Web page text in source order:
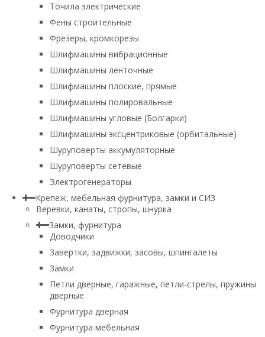
Точила электрические
Фены строительные
Фрезеры, кромкорезы
Шлифмашины вибрационные
Шлифмашины ленточные
Шлифмашины плоские, прямые
Шлифмашины полировальные
Шлифмашины угловые (Болгарки)
Шлифмашины эксцентриковые (орбитальные)
Шуруповерты аккумуляторные
Шуруповерты сетевые
Электрогенераторы
Крепеж, мебельная фурнитура, замки и СИЗ
Веревки, канаты, стропы, шнурка
Замки, фурнитура
Доводчики
Завертки, задвижки, засовы, шпингалеты
Замки
Петли дверные, гаражные, петли-стрелы, пружины
дверные
Фурнитура дверная
Фурнитура мебельная